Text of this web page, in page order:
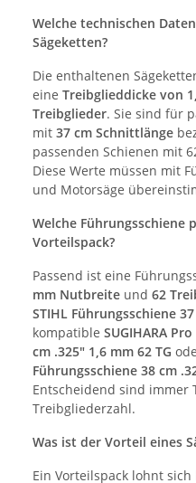
Welche technischen
Sägeketten?
Die enthaltenen
eine Treibglieddicke von
Treibglieder. Sie sind für
mit 37 cm Schnittlänge
passenden Schienen mit
Diese Werte müssen mit
und Motorsäge
Welche Führungsschiene
Vorteilspack?
Passend ist eine
mm Nutbreite und 62
STIHL Führungsschiene
kompatible SUGIHARA
cm .325" 1,6 mm 62 TG
Führungsschiene 38 cm
Entscheidend sind immer
Treibgliederzahl.
Was ist der Vorteil eines
Ein Vorteilspack lohnt